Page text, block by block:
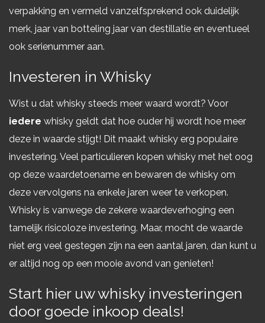
verpakking en vermeld vanzelfsprekend ook duidelijk
merk, jaar van botteling jaar van destillatie en eventueel
ook serienummer aan.
Investeren in Whisky
Wist u dat whisky steeds meer waard wordt? Voor
iedere whisky geldt dat hoe ouder hij wordt hoe meer
deze in waarde stijgt! Dit maakt whisky erg populaire
investering. Veel particulieren kopen whisky met het oog
op deze waardetoename en bewaren de whisky om
deze vervolgens na enkele jaren weer te verkopen.
Whisky is vanwege de zekere waardeverhoging een
tamelijk risicoloze investering. Maar, mocht de waarde
niet erg veel gestegen zijn na een aantal jaren, dan kunt u
er altijd nog op een mooie avond van genieten!
Start hier uw whisky investeringen
door goede inkoop deals!